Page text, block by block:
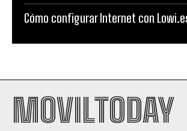
Cómo configurar Internet con
MOVILTODAY